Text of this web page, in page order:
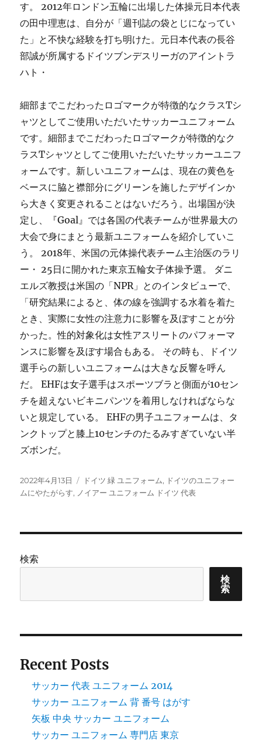
す。 2012年ロンドン五輪に出場した体操元日本代表
の田中理恵は、自分が「週刊誌の袋とじになってい
た」と不快な経験を打ち明けた。元日本代表の長谷
部誠が所属するドイツブンデスリーガのアイントラ
ハト・
細部までこだわったロゴマークが特徴的なクラスTシ
ャツとしてご使用いただいたサッカーユニフォーム
です。細部までこだわったロゴマークが特徴的なク
ラスTシャツとしてご使用いただいたサッカーユニフ
ォームです。新しいユニフォームは、現在の黄色を
ベースに脇と襟部分にグリーンを施したデザインか
ら大きく変更されることはないだろう。出場国が決
定し、『Goal』では各国の代表チームが世界最大の
大会で身にまとう最新ユニフォームを紹介していこ
う。 2018年、米国の元体操代表チーム主治医のラリ
ー・ 25日に開かれた東京五輪女子体操予選。 ダニ
エルズ教授は米国の「NPR」とのインタビューで、
「研究結果によると、体の線を強調する水着を着た
とき、実際に女性の注意力に影響を及ぼすことが分
かった。性的対象化は女性アスリートのパフォーマ
ンスに影響を及ぼす場合もある。 その時も、ドイツ
選手らの新しいユニフォームは大きな反響を呼ん
だ。 EHFは女子選手はスポーツブラと側面が10セン
チを超えないビキニパンツを着用しなければならな
いと規定している。 EHFの男子ユニフォームは、タ
ンクトップと膝上10センチのたるみすぎていない半
ズボンだ。
投
稿
2022年4月13日
タ
グ
ドイツ 緑 ユニフォーム, ドイツのユニフォー
ムにやたがらす, ノイアー ユニフォーム ドイツ 代表
検索
検
索
Recent Posts
サッカー 代表 ユニフォーム 2014
サッカー ユニフォーム 背 番号 はがす
矢板 中央 サッカー ユニフォーム
サッカー ユニフォーム 専門店 東京